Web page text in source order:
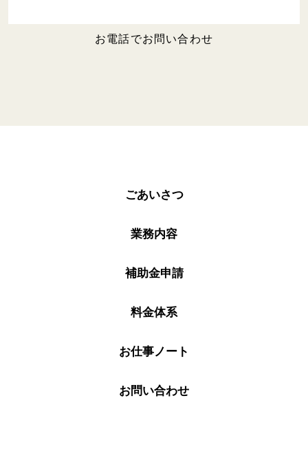
お電話でお問い合わせ
ごあいさつ
業務内容
補助金申請
料金体系
お仕事ノート
お問い合わせ